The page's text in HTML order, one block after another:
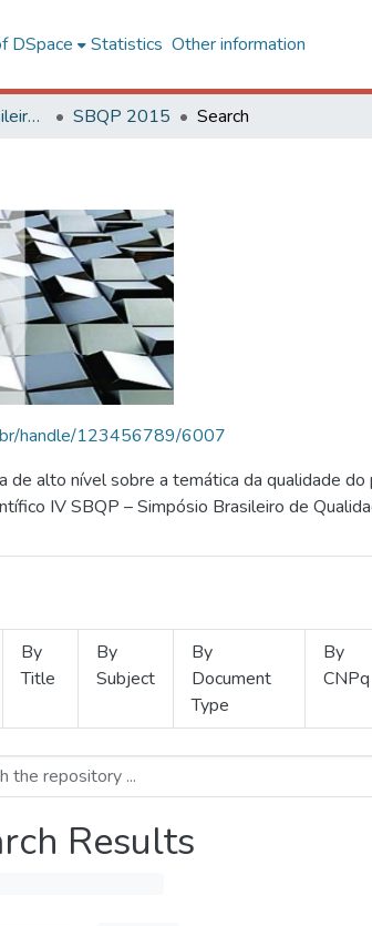
DSpace Statistics Other information
SBQP - Simpósio Brasileiro de Qualidade do Projeto no Ambiente Construído SBQP 2015 Search
handle/123456789/6007
de alto nível sobre a temática da qualidade
IV SBQP – Simpósio Brasileiro de
By
Title
By
Subject
By
Document
Type
By
CNPq
Results